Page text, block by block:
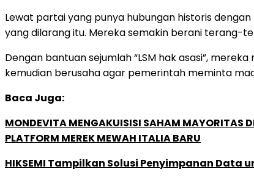
Lewat partai yang punya hubungan historis
yang dilarang itu. Mereka semakin berani terang-
Dengan bantuan sejumlah “LSM hak asasi”,
kemudian berusaha agar pemerintah meminta
Baca Juga:
MONDEVITA MENGAKUISISI SAHAM MAYORITAS
PLATFORM MEREK MEWAH ITALIA BARU
HIKSEMI Tampilkan Solusi Penyimpanan Data